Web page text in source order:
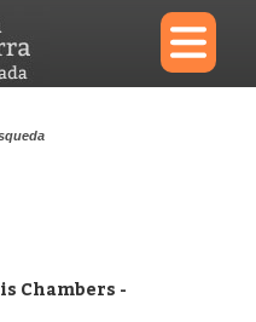
×
Chambers -